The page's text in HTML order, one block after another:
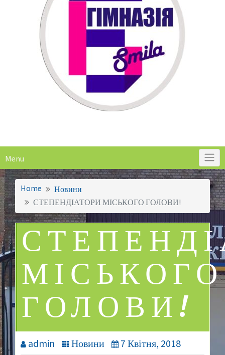
Menu
Home
Новини
СТЕПЕНДІАТОРИ МІСЬКОГО ГОЛОВИ!
МІСЬКОГО
ГОЛОВИ!
admin Новини 7 Квітня, 2018